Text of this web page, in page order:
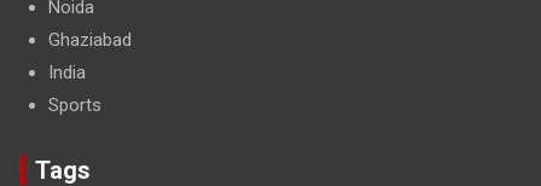
Noida
Ghaziabad
India
Sports
Tags